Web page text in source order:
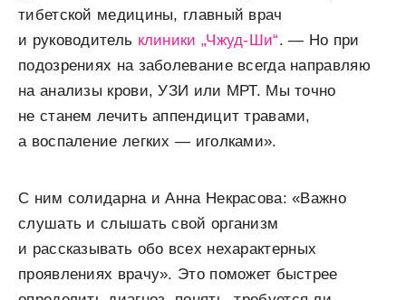
тибетской медицины, главный врач
и руководитель клиники „Чжуд-Ши“. — Но при
подозрениях на заболевание всегда направляю
на анализы крови, УЗИ или МРТ. Мы точно
не станем лечить аппендицит травами,
а воспаление легких — иголками».
С ним солидарна и Анна Некрасова: «Важно
слушать и слышать свой организм
и рассказывать обо всех нехарактерных
проявлениях врачу». Это поможет быстрее